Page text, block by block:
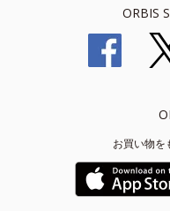
ORBIS
お買い物を